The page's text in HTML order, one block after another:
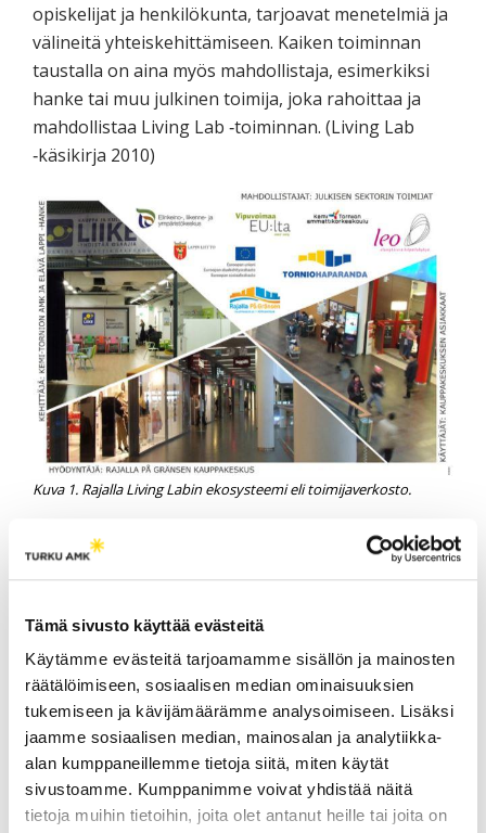
Tämä sivusto käyttää evästeitä
Käytämme evästeitä tarjoamamme sisällön ja mainosten
räätälöimiseen, sosiaalisen median ominaisuuksien
tukemiseen ja kävijämäärämme analysoimiseen. Lisäksi
jaamme sosiaalisen median, mainosalan ja analytiikka-
alan kumppaneillemme tietoja siitä, miten käytät
sivustoamme. Kumppanimme voivat yhdistää näitä
tietoja muihin tietoihin, joita olet antanut heille tai joita on
opiskelijat ja henkilökunta, tarjoavat menetelmiä ja
välineitä yhteiskehittämiseen. Kaiken toiminnan
taustalla on aina myös mahdollistaja, esimerkiksi
hanke tai muu julkinen toimija, joka rahoittaa ja
mahdollistaa Living Lab ‐toiminnan. (Living Lab
‐käsikirja 2010)
Kuva 1. Rajalla Living Labin ekosysteemi eli toimijaverkosto.
Living Lab ‐toiminnassa käyttäjälähtöisyys ja
toiminnan avoimuus ovat avainasemassa.
Kehittämisessä käytetään menetelmiä ja
tekniikoita, joilla pyritään osallistamaan kaikki
koulutetut suunnittelijat, muut asiantuntijat sekä
tuotteiden ja palveluiden käyttäjät toimivat
suunnitteluprosessissa yhteistyössä (Sanders &
Stappers 2008, 6–7).
Innovoinnin käyttäjälähtöinen näkökulma yhdistää